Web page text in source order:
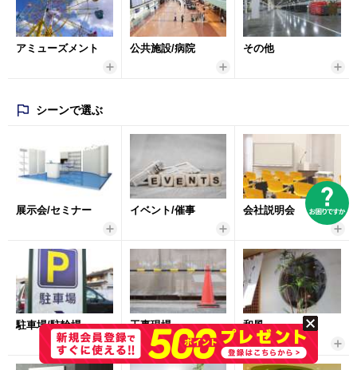
アミューズメント 公共施設/病院 その他
シーンで選ぶ
展示会/セミナー イベント/催事 会社説明会
駐車場/駐輪場 工事現場 和風